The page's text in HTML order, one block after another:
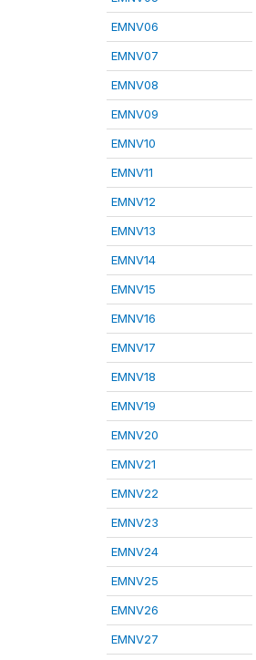
EMNV06
EMNV07
EMNV08
EMNV09
EMNV10
EMNV11
EMNV12
EMNV13
EMNV14
EMNV15
EMNV16
EMNV17
EMNV18
EMNV19
EMNV20
EMNV21
EMNV22
EMNV23
EMNV24
EMNV25
EMNV26
EMNV27